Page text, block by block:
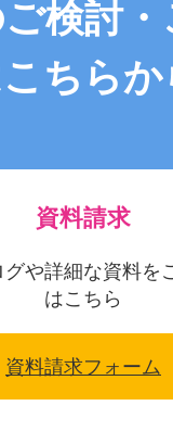
検討・
ちらか
資料請求
や詳細な資料を
はこちら
資料請求フォーム